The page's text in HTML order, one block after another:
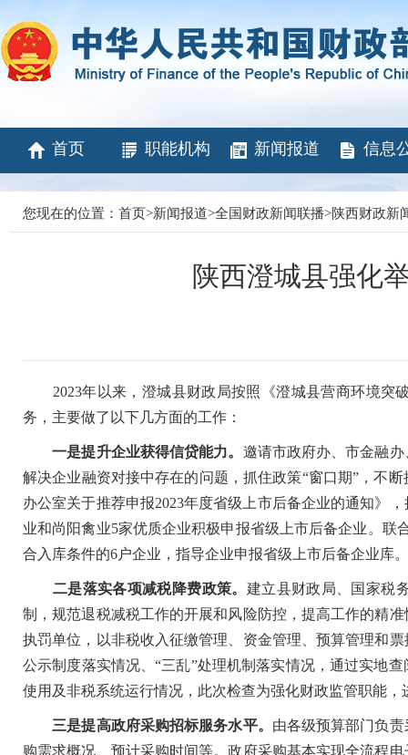
首页 职能机构 新闻报道 信息
您现在的位置： 首页>新闻报道>全国财政新闻联播>陕西财政新
陕西澄城县强化
2023年以来，澄城县财政局按照《澄城县营商环境突
务，主要做了以下几方面的工作：
一是提升企业获得信贷能力。 邀请市政府办、市金融
解决企业融资对接中存在的问题，抓住政策“窗口期”，不
办公室关于推荐申报2023年度省级上市后备企业的通知》
业和尚阳禽业5家优质企业积极申报省级上市后备企业。联
合入库条件的6户企业，指导企业申报省级上市后备企业库。
二是落实各项减税降费政策。 建立县财政局、国家税
制，规范退税减税工作的开展和风险防控，提高工作的精
执罚单位，以非税收入征缴管理、资金管理、预算管理和
公示制度落实情况、“三乱”处理机制落实情况，通过实地
使用及非税系统运行情况，此次检查为强化财政监管职能
三是提高政府采购招标服务水平。 由各级预算部门负
购需求概况、预计采购时间等。政府采购基本实现全流程